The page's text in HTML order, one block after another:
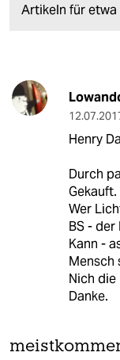
Artikeln für etwa
Henry
Durch
Wer
BS -
Kann -
Mensch
Nich die
Danke.